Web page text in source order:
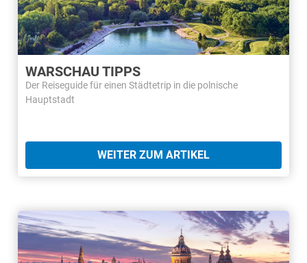
WARSCHAU TIPPS
Der Reiseguide für einen Städtetrip in die polnische
Hauptstadt
WEITER ZUM ARTIKEL